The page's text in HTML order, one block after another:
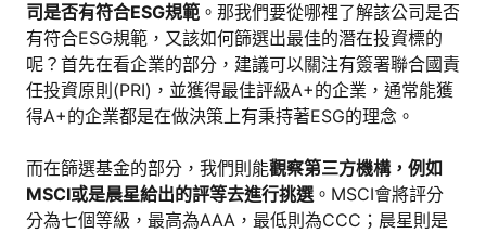
司是否有符合ESG規範 。那我們要從哪裡了解該公司是否
有符合ESG規範，又該如何篩選出最佳的潛在投資標的
呢？首先在看企業的部分，建議可以關注有簽署聯合國責
任投資原則(PRI)，並獲得最佳評級A+的企業，通常能獲
得A+的企業都是在做決策上有秉持著ESG的理念。
而在篩選基金的部分，我們則能觀察第三方機構，例如
MSCI或是晨星給出的評等去進行挑選 。MSCI會將評分
分為七個等級，最高為AAA，最低則為CCC；晨星則是